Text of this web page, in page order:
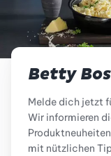
Betty
Melde dich jetzt
Wir informieren
mit nützlichen